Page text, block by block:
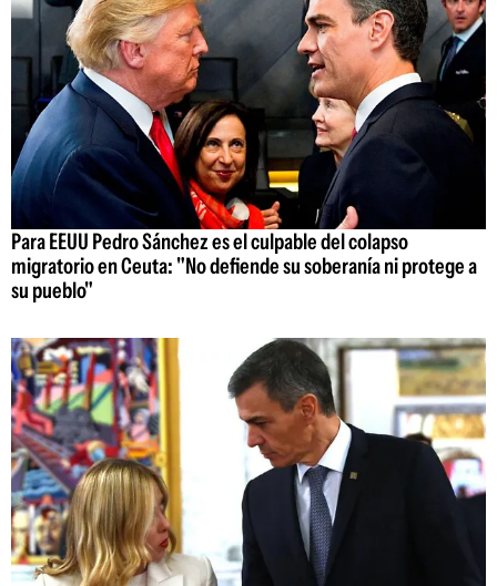
Para EEUU Pedro Sánchez es el culpable del colapso
migratorio en Ceuta: "No defiende su soberanía ni protege a
su pueblo"